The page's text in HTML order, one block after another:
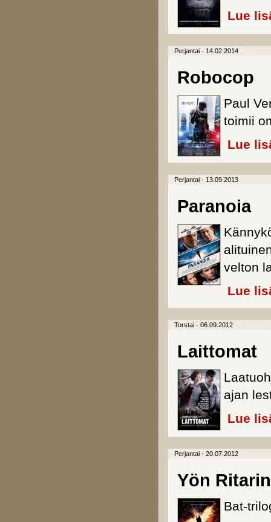
Lue
Perjantai - 14.02.2014
Robocop
Paul
toimii
Lue
Perjantai - 13.09.2013
Paranoia
velton
Lue
Torstai - 06.09.2012
Laittomat
ajan
Lue
Perjantai - 20.07.2012
Yön
Bat-